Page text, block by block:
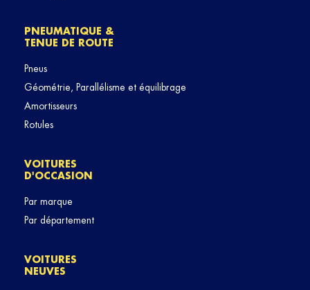
PNEUMATIQUE &
TENUE DE ROUTE
Pneus
Géométrie, Parallélisme et équilibrage
Amortisseurs
Rotules
VOITURES
D'OCCASION
Par marque
Par département
VOITURES
NEUVES